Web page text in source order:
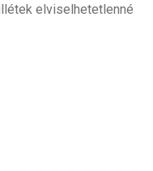
elviselhetetlenné